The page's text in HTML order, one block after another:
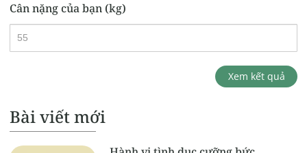
Cân nặng của bạn (kg)
Xem kết quả
Bài viết mới